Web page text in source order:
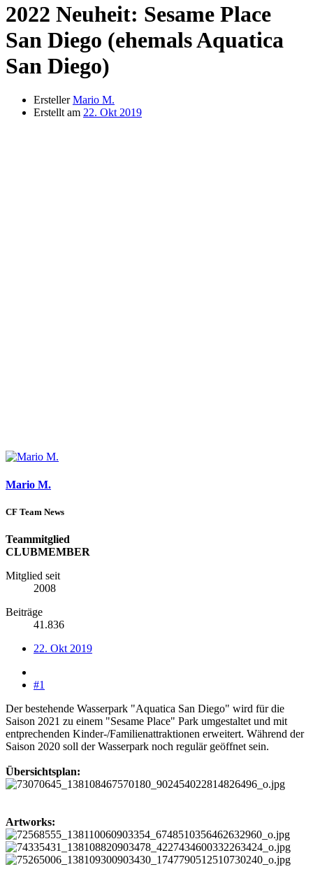
2022 Neuheit: Sesame Place
San Diego (ehemals Aquatica
San Diego)
Ersteller Mario M.
Erstellt am 22. Okt 2019
Mario M.
CF Team News
Teammitglied
CLUBMEMBER
Mitglied seit
2008
Beiträge
41.836
22. Okt 2019
#1
Der bestehende Wasserpark "Aquatica San Diego" wird für die
Saison 2021 zu einem "Sesame Place" Park umgestaltet und mit
entprechenden Kinder-/Familienattraktionen erweitert. Während der
Saison 2020 soll der Wasserpark noch regulär geöffnet sein.
Übersichtsplan:
Artworks: